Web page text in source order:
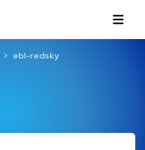
ebl-redsky